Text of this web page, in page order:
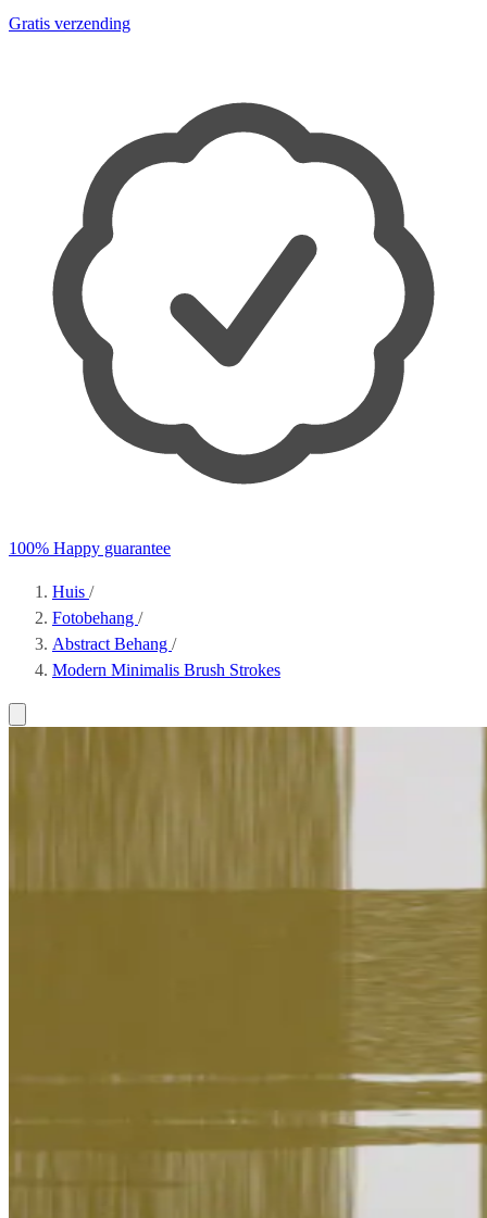
Gratis verzending
100% Happy guarantee
Huis /
Fotobehang /
Abstract Behang /
Modern Minimalis Brush Strokes